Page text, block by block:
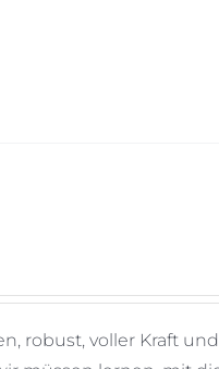
robust, voller Kraft